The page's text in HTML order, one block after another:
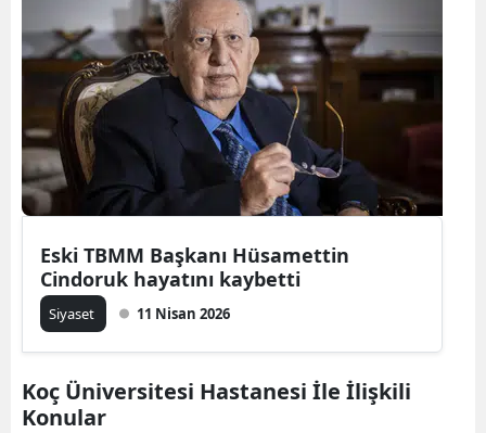
Eski TBMM Başkanı Hüsamettin
Cindoruk hayatını kaybetti
Siyaset 11 Nisan 2026
Koç Üniversitesi Hastanesi İle İlişkili
Konular